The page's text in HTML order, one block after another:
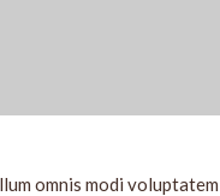
omnis modi